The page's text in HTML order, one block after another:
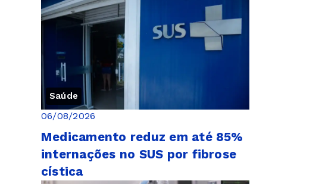
Saúde
06/08/2026
Medicamento reduz em até 85%
internações no SUS por fibrose
cística